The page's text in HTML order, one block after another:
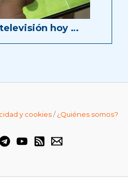
hoy …
y cookies/¿Quiénes somos?